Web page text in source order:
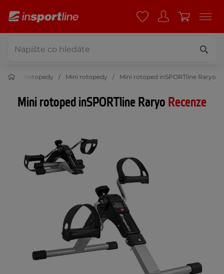
Rotopedy Mini rotopedy Mini rotoped inSPORTline Raryo
Mini rotoped inSPORTline Raryo Recenze